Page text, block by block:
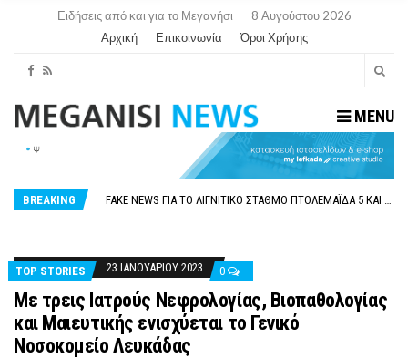
Ειδήσεις από και για το Μεγανήσι
8 Αυγούστου 2026
Αρχική
Επικοινωνία Όροι Χρήσης
MENU
BREAKING
ΠΑΡΑΙΤΉΘΗΚΕ Η ΑΝΤΙΔΉΜΑΡΧΟΣ ΠΟΛΙΤΙΣΜΟΎ ΜΕΓΑΝΗΣΊΟΥ Κ . ΕΥΑΓΓΕΛΊΑ ΜΕΛΆ. Η ΕΠΙΣΤΟΛΉ ΤΗΣ ΠΑΡΑΊΤΗΣΗΣ
FAKE NEWS ΓΙΑ ΤΟ ΛΙΓΝΙΤΙΚΌ ΣΤΑΘΜΌ ΠΤΟΛΕΜΑΪ́ΔΑ 5 ΚΑΙ ΤΗΝ ΕΝΕΡΓΕΙΑΚΉ ΑΣΦΆΛΕΙΑ ΤΗΣ ΧΏΡΑΣ
TOP STORIES
23 ΙΑΝΟΥΑΡΊΟΥ 2023 0
Με τρεις Ιατρούς Νεφρολογίας, Βιοπαθολογίας
και Μαιευτικής ενισχύεται το Γενικό
Νοσοκομείο Λευκάδας